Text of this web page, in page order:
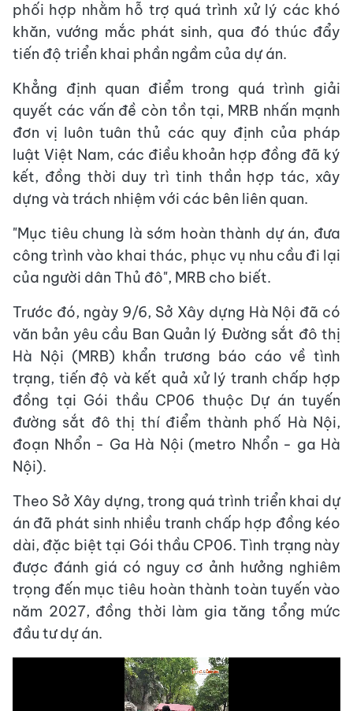
phối hợp nhằm hỗ trợ quá trình xử lý các khó
khăn, vướng mắc phát sinh, qua đó thúc đẩy
tiến độ triển khai phần ngầm của dự án.
Khẳng định quan điểm trong quá trình giải
quyết các vấn đề còn tồn tại, MRB nhấn mạnh
đơn vị luôn tuân thủ các quy định của pháp
luật Việt Nam, các điều khoản hợp đồng đã ký
kết, đồng thời duy trì tinh thần hợp tác, xây
dựng và trách nhiệm với các bên liên quan.
"Mục tiêu chung là sớm hoàn thành dự án, đưa
công trình vào khai thác, phục vụ nhu cầu đi lại
của người dân Thủ đô", MRB cho biết.
Trước đó, ngày 9/6, Sở Xây dựng Hà Nội đã có
văn bản yêu cầu Ban Quản lý Đường sắt đô thị
Hà Nội (MRB) khẩn trương báo cáo về tình
trạng, tiến độ và kết quả xử lý tranh chấp hợp
đồng tại Gói thầu CP06 thuộc Dự án tuyến
đường sắt đô thị thí điểm thành phố Hà Nội,
đoạn Nhổn - Ga Hà Nội (metro Nhổn - ga Hà
Nội).
Theo Sở Xây dựng, trong quá trình triển khai dự
án đã phát sinh nhiều tranh chấp hợp đồng kéo
dài, đặc biệt tại Gói thầu CP06. Tình trạng này
được đánh giá có nguy cơ ảnh hưởng nghiêm
trọng đến mục tiêu hoàn thành toàn tuyến vào
năm 2027, đồng thời làm gia tăng tổng mức
đầu tư dự án.